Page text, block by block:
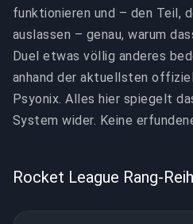
funktionieren und – den Teil,
auslassen – genau, warum
Duel etwas völlig anderes
anhand der aktuellsten
Psyonix. Alles hier spiegelt
System wider. Keine
Rocket League Rang-